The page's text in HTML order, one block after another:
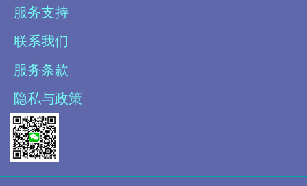
服务支持
联系我们
服务条款
隐私与政策